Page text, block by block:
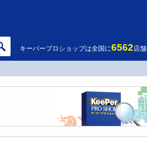
キーパープロショップは全国に6562店舗